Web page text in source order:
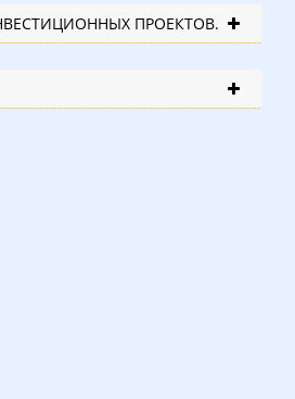
РАБОТ ПРИ РЕАЛИЗАЦИИ ИНВЕСТИЦИОННЫХ ПРОЕКТОВ.